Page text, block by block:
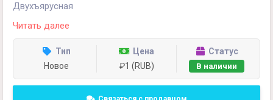
Двухъярусная
В комплекте - 52 штуки
Цвета : Серебряный , золотой , красный , зелёный ,
голубой и жемчуг .
Доставка по всему Узбекистану по договоренности. "
Читать далее
Тип
Новое
Цена
₽1 (RUB)
Статус
В наличии